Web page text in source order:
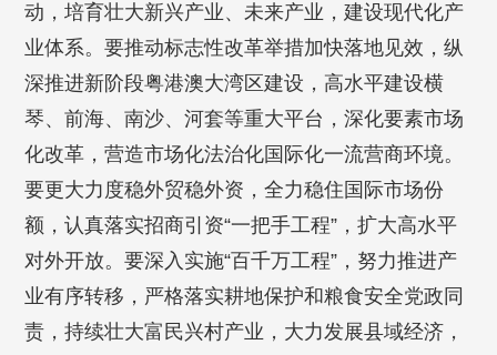
动，培育壮大新兴产业、未来产业，建设现代化产
业体系。要推动标志性改革举措加快落地见效，纵
深推进新阶段粤港澳大湾区建设，高水平建设横
琴、前海、南沙、河套等重大平台，深化要素市场
化改革，营造市场化法治化国际化一流营商环境。
要更大力度稳外贸稳外资，全力稳住国际市场份
额，认真落实招商引资“一把手工程”，扩大高水平
对外开放。要深入实施“百千万工程”，努力推进产
业有序转移，严格落实耕地保护和粮食安全党政同
责，持续壮大富民兴村产业，大力发展县域经济，